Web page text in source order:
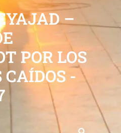
–
POR LOS
CAÍDOS -